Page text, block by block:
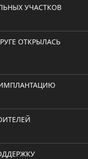
УЧАСТКОВ
ОТКРЫЛАСЬ